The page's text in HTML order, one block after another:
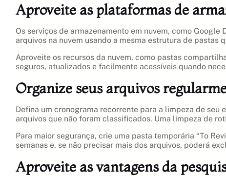
Aproveite as plataformas de
Os serviços de armazenamento em nuvem, como
arquivos na nuvem usando a mesma estrutura de
Aproveite os recursos da nuvem, como pastas
seguros, atualizados e facilmente acessíveis quando
Organize seus arquivos
Defina um cronograma recorrente para a limpeza de seu
arquivos que não foram classificados. Uma limpeza de
Para maior segurança, crie uma pasta temporária “To
semanas e, se não precisar mais dos arquivos, poderá
Aproveite as vantagens da